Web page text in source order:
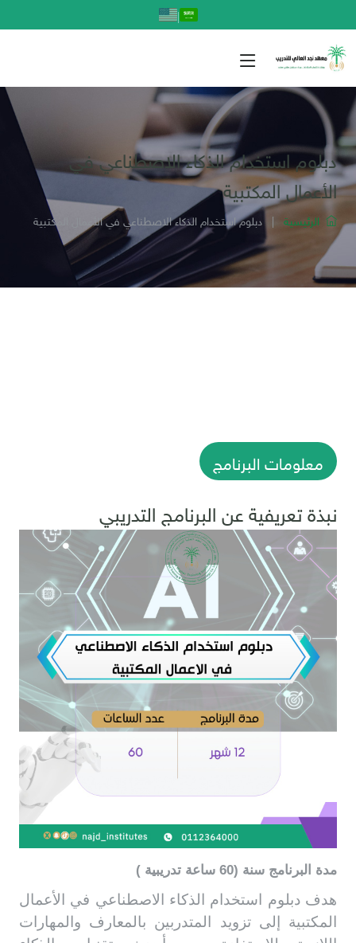
|
دبلوم استخدام الذكاء الاصطناعي في
الأعمال المكتبية
الرئيسية | دبلوم استخدام الذكاء الاصطناعي في الأعمال المكتبية
معلومات البرنامج
نبذة تعريفية عن البرنامج التدريبي
مدة البرنامج سنة (60 ساعة تدريبية )
هدف دبلوم استخدام الذكاء الاصطناعي في الأعمال
المكتبية إلى تزويد المتدربين بالمعارف والمهارات